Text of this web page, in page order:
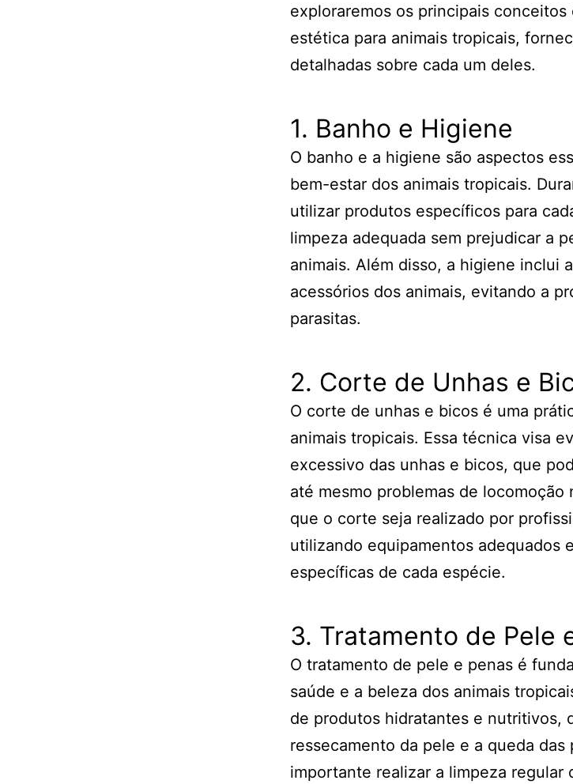
exploraremos os principais
estética para animais tropicais,
detalhadas sobre cada um deles.
1. Banho e Higiene
O banho e a higiene são aspectos
bem-estar dos animais tropicais.
utilizar produtos específicos para
limpeza adequada sem prejudicar a
animais. Além disso, a higiene inclui
acessórios dos animais, evitando a
parasitas.
2. Corte de Unhas e
O corte de unhas e bicos é uma
animais tropicais. Essa técnica visa
excessivo das unhas e bicos, que
até mesmo problemas de locomoção
que o corte seja realizado por
utilizando equipamentos adequados
específicas de cada espécie.
3. Tratamento de Pele
O tratamento de pele e penas é
saúde e a beleza dos animais
de produtos hidratantes e nutritivos,
ressecamento da pele e a queda das
importante realizar a limpeza regular